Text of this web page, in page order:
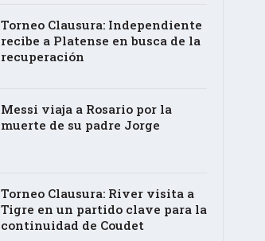
Torneo Clausura: Independiente
recibe a Platense en busca de la
recuperación
Messi viaja a Rosario por la
muerte de su padre Jorge
Torneo Clausura: River visita a
Tigre en un partido clave para la
continuidad de Coudet